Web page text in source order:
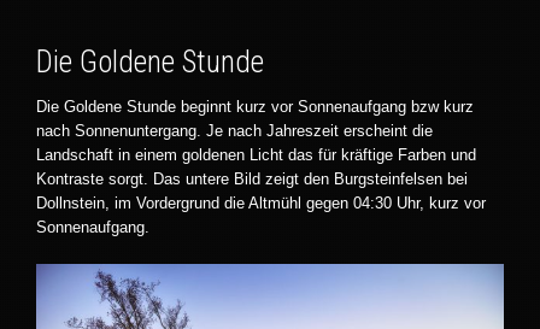
Die Goldene Stunde
Die Goldene Stunde beginnt kurz vor Sonnenaufgang bzw kurz
nach Sonnenuntergang. Je nach Jahreszeit erscheint die
Landschaft in einem goldenen Licht das für kräftige Farben und
Kontraste sorgt. Das untere Bild zeigt den Burgsteinfelsen bei
Dollnstein, im Vordergrund die Altmühl gegen 04:30 Uhr, kurz vor
Sonnenaufgang.